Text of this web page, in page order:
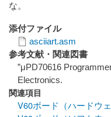
な。
添付ファイル
asciiart.asm
参考文献・関連図書
”μPD70616
Electronics.
関連項目
V60ボード（ハードウェ